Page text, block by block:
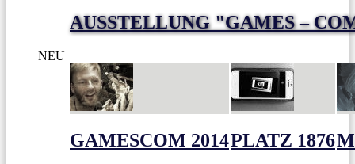
AUSSTELLUNG "GAMES –
NEU
GAMESCOM 2014PLATZ 1876